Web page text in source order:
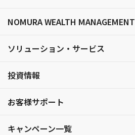
NOMURA WEALTH MANAGEMENT
ソリューション・サービス
投資情報
お客様サポート
キャンペーン一覧